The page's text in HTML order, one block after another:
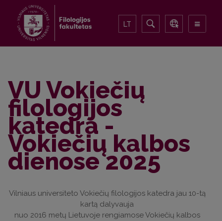
LT
VU Vokiečių
filologijos
katedra -
Vokiečių kalbos
dienose 2025
Vilniaus universiteto Vokiečių filologijos katedra jau 10-tą
kartą dalyvauja
nuo 2016 metų Lietuvoje rengiamose Vokiečių kalbos